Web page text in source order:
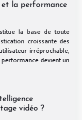
la performance
la base de toute
croissante des
irréprochable,
devient un
vidéo ?